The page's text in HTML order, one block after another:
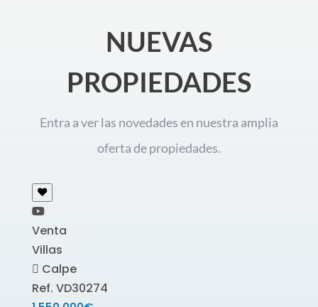
NUEVAS
PROPIEDADES
Entra a ver las novedades en nuestra amplia
oferta de propiedades.
Venta
Villas
Calpe
Ref. VD30274